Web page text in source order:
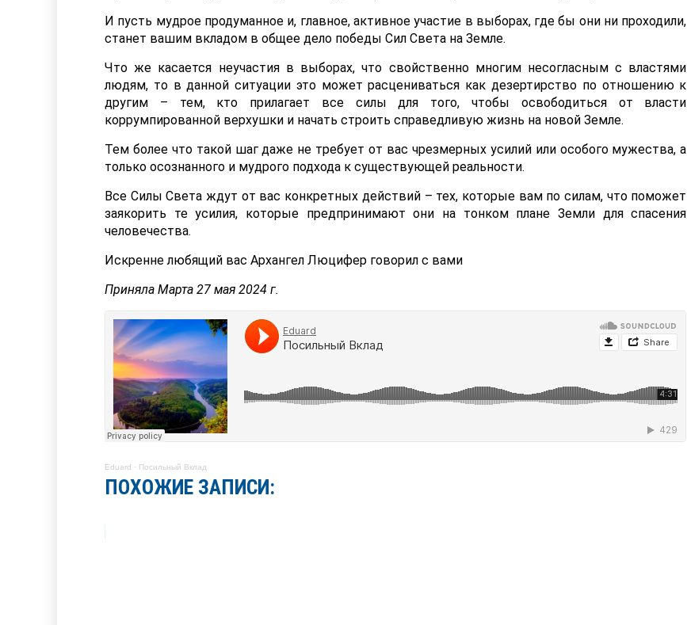
И пусть мудрое продуманное и, главное, активное участие в выборах, где бы они ни проходили,
станет вашим вкладом в общее дело победы Сил Света на Земле.
Что же касается неучастия в выборах, что свойственно многим несогласным с властями
людям, то в данной ситуации это может расцениваться как дезертирство по отношению к
другим – тем, кто прилагает все силы для того, чтобы освободиться от власти
коррумпированной верхушки и начать строить справедливую жизнь на новой Земле.
Тем более что такой шаг даже не требует от вас чрезмерных усилий или особого мужества, а
только осознанного и мудрого подхода к существующей реальности.
Все Силы Света ждут от вас конкретных действий – тех, которые вам по силам, что поможет
заякорить те усилия, которые предпринимают они на тонком плане Земли для спасения
человечества.
Искренне любящий вас Архангел Люцифер говорил с вами
Приняла Марта 27 мая 2024 г.
Eduard · Посильный Вклад
ПОХОЖИЕ ЗАПИСИ: